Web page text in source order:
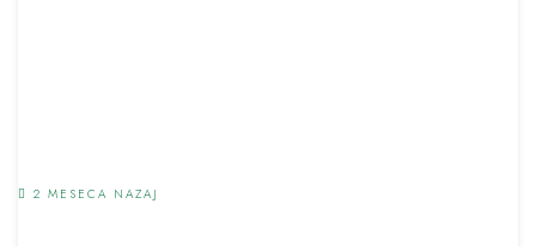
2 MESECA NAZAJ